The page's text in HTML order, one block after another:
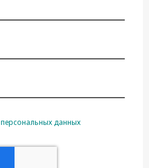
персональных данных